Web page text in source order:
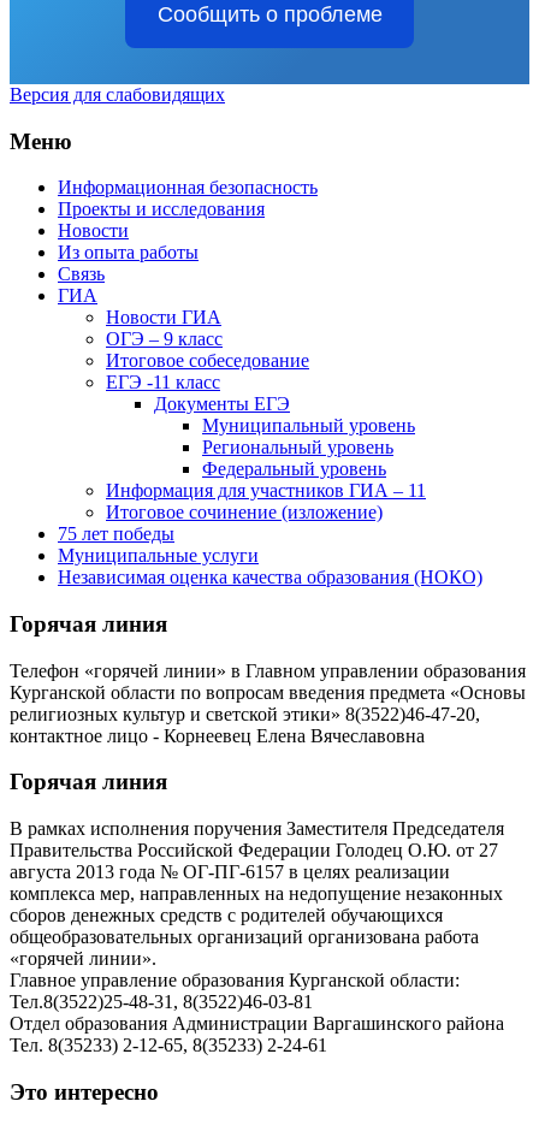
Сообщить о проблеме
Версия для слабовидящих
Меню
Информационная безопасность
Проекты и исследования
Новости
Из опыта работы
Связь
ГИА
Новости ГИА
ОГЭ – 9 класс
Итоговое собеседование
ЕГЭ -11 класс
Документы ЕГЭ
Муниципальный уровень
Региональный уровень
Федеральный уровень
Информация для участников ГИА – 11
Итоговое сочинение (изложение)
75 лет победы
Муниципальные услуги
Независимая оценка качества образования (НОКО)
Горячая линия
Телефон «горячей линии» в Главном управлении образования
Курганской области по вопросам введения предмета «Основы
религиозных культур и светской этики» 8(3522)46-47-20,
контактное лицо - Корнеевец Елена Вячеславовна
Горячая линия
В рамках исполнения поручения Заместителя Председателя
Правительства Российской Федерации Голодец О.Ю. от 27
августа 2013 года № ОГ-ПГ-6157 в целях реализации
комплекса мер, направленных на недопущение незаконных
сборов денежных средств с родителей обучающихся
общеобразовательных организаций организована работа
«горячей линии».
Главное управление образования Курганской области:
Тел.8(3522)25-48-31, 8(3522)46-03-81
Отдел образования Администрации Варгашинского района
Тел. 8(35233) 2-12-65, 8(35233) 2-24-61
Это интересно